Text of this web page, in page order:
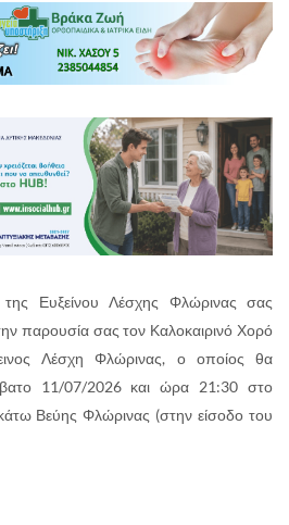
της Ευξείνου Λέσχης Φλώρινας σας
παρουσία σας τον Καλοκαιρινό Χορό
Λέσχη Φλώρινας, ο οποίος θα
11/07/2026 και ώρα 21:30 στο
Βεύης Φλώρινας (στην είσοδο του